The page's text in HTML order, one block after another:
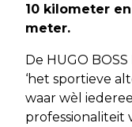
10 kilometer
meter.
De HUGO
‘het sportieve
waar wèl
professionaliteit